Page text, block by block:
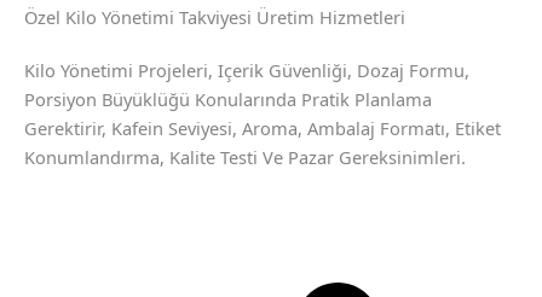
Özel Kilo Yönetimi Takviyesi Üretim Hizmetleri
Kilo Yönetimi Projeleri, Içerik Güvenliği, Dozaj Formu,
Porsiyon Büyüklüğü Konularında Pratik Planlama
Gerektirir, Kafein Seviyesi, Aroma, Ambalaj Formatı, Etiket
Konumlandırma, Kalite Testi Ve Pazar Gereksinimleri.